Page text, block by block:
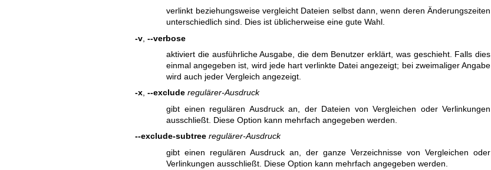
verlinkt beziehungsweise vergleicht Dateien selbst dann, wenn deren Änderungszeiten
unterschiedlich sind. Dies ist üblicherweise eine gute Wahl.
-v, --verbose
aktiviert die ausführliche Ausgabe, die dem Benutzer erklärt, was geschieht. Falls dies
einmal angegeben ist, wird jede hart verlinkte Datei angezeigt; bei zweimaliger Angabe
wird auch jeder Vergleich angezeigt.
-x, --exclude regulärer-Ausdruck
gibt einen regulären Ausdruck an, der Dateien von Vergleichen oder Verlinkungen
ausschließt. Diese Option kann mehrfach angegeben werden.
--exclude-subtree regulärer-Ausdruck
gibt einen regulären Ausdruck an, der ganze Verzeichnisse von Vergleichen oder
Verlinkungen ausschließt. Diese Option kann mehrfach angegeben werden.